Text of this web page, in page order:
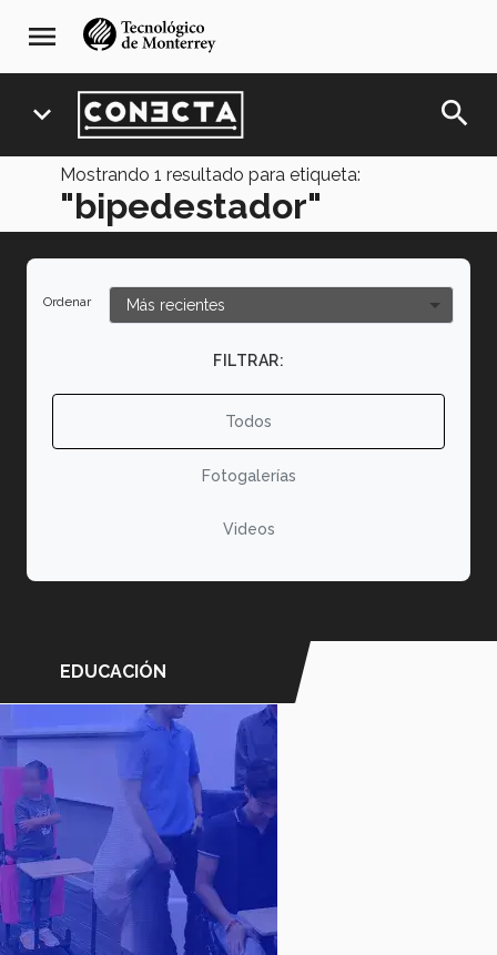
navegación
principal
menu
expand_more search
Mostrando 1 resultado para etiqueta:
"bipedestador"
Ordenar
FILTRAR:
Todos
Fotogalerías
Videos
EDUCACIÓN